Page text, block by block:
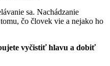
sa. Nachádzanie
čo človek vie a nejako ho
vyčistiť hlavu a dobiť